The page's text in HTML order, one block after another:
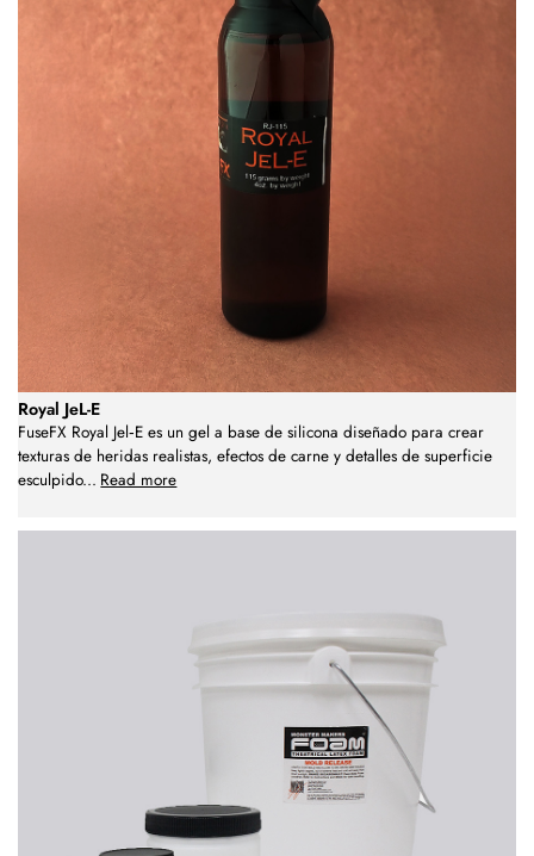
Royal JeL-E
FuseFX Royal Jel‑E es un gel a base de silicona diseñado para crear
texturas de heridas realistas, efectos de carne y detalles de superficie
esculpido... Read more